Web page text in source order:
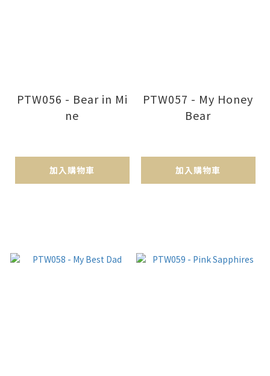
PTW056 - Bear in Mi
ne
加入購物車
PTW057 - My Honey
Bear
加入購物車